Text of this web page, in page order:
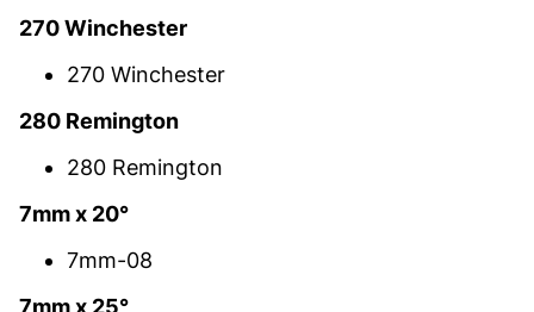
270 Winchester
270 Winchester
280 Remington
280 Remington
7mm x 20°
7mm-08